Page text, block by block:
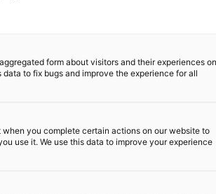
form about visitors and their experiences on
data to fix bugs and improve the experience for all
when you complete certain actions on our website to
use it. We use this data to improve your experience